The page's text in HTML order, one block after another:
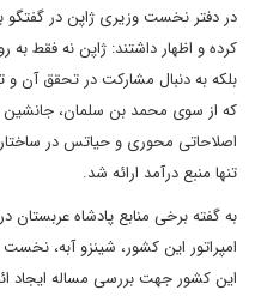
در دفتر نخست وزیری ژاپن در گفتگو
بلکه به دنبال مشارکت در تحقق آن و
که از سوی محمد بن سلمان، جانشین
اصلاحاتی محوری و حیاتس در
تنها منبع درآمد ارائه شد.
به گفته برخی منابع پادشاه عربستان
امپراتور این کشور، شینزو آبه، نخست
این کشور جهت بررسی مساله ایجاد